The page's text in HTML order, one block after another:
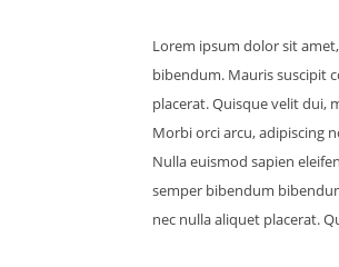
Lorem ipsum dolor sit
bibendum. Mauris suscipit
placerat. Quisque velit dui,
Morbi orci arcu, adipiscing
Nulla euismod sapien
semper bibendum
nec nulla aliquet placerat.